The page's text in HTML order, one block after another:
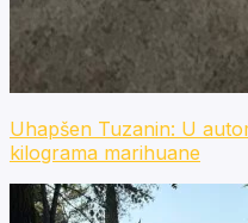
Uhapšen Tuzanin: U
kilograma marihuane